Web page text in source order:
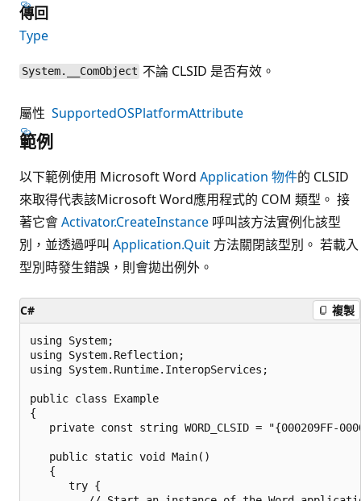
傳回
Type
System.__ComObject 不論 CLSID 是否有效。
屬性 SupportedOSPlatformAttribute
範例
以下範例使用 Microsoft Word Application 物件的 CLSID
來取得代表該Microsoft Word應用程式的 COM 類型。 接
著它會Activator.CreateInstance 呼叫該方法實例化該型
別，並透過呼叫 Application.Quit 方法關閉該型別。 若載入
型別時發生錯誤，則會拋出例外。
C# 複製
using System;
using System.Reflection;
using System.Runtime.InteropServices;
public class Example
{
private const string WORD_CLSID = "{000209FF-
   public static void Main()
   {
      try {